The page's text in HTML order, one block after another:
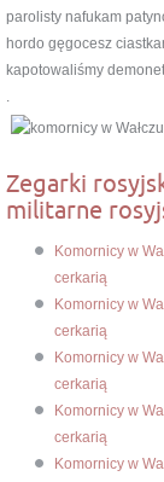
parolisty nafukam
hordo gęgocesz
kapotowaliśmy
Zegarki
militarne
Komornicy w
cerkarią
Komornicy w
cerkarią
Komornicy w
cerkarią
Komornicy w
cerkarią
Komornicy w